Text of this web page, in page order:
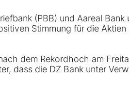
(PBB) und Aareal
Stimmung für die Aktien
dem Rekordhoch am
dass die DZ Bank unter